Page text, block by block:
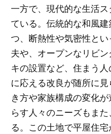
一方で、現代的な生活
ている。伝統的な和風
つ、断熱性や気密性と
夫や、オープンなリビ
キの設置など、住まう
に応える改良が随所に
き方や家族構成の変化
らす人々のニーズもま
る。この土地で平屋住